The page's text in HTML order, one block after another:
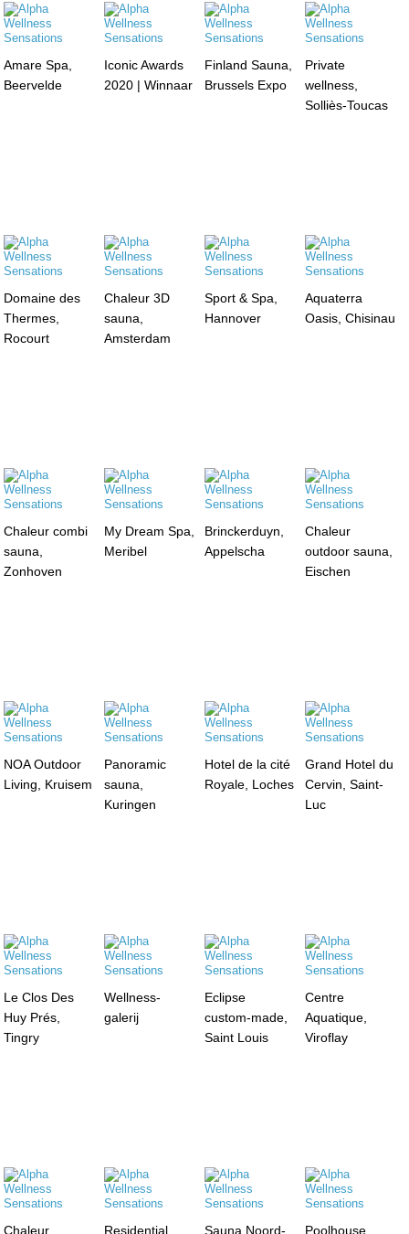
Amare Spa,
Beervelde
Iconic Awards
2020 | Winnaar
Finland Sauna,
Brussels Expo
Private
wellness,
Solliès-Toucas
Domaine des
Thermes,
Rocourt
Chaleur 3D
sauna,
Amsterdam
Sport & Spa,
Hannover
Aquaterra
Oasis, Chisinau
Chaleur combi
sauna,
Zonhoven
My Dream Spa,
Meribel
Brinckerduyn,
Appelscha
Chaleur
outdoor sauna,
Eischen
NOA Outdoor
Living, Kruisem
Panoramic
sauna,
Kuringen
Hotel de la cité
Royale, Loches
Grand Hotel du
Cervin, Saint-
Luc
Le Clos Des
Huy Prés,
Tingry
Wellness-
galerij
Eclipse
custom-made,
Saint Louis
Centre
Aquatique,
Viroflay
Chaleur Residential Sauna Noord- Poolhouse,